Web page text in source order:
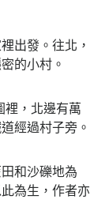
出發。往北，
的小村。
裡，北邊有萬
經過村子旁。
和沙礫地為
為生，作者亦